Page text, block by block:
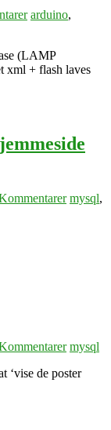
arduino,
(LAMP
xml + flash laves
mysql,
mysql
‘vise de poster